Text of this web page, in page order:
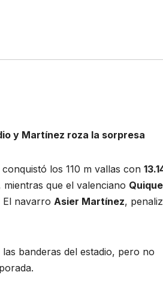
y Martínez roza la sorpresa
conquistó los 110 m vallas con
mientras que el valenciano Quique
El navarro Asier Martínez,
banderas del estadio, pero no